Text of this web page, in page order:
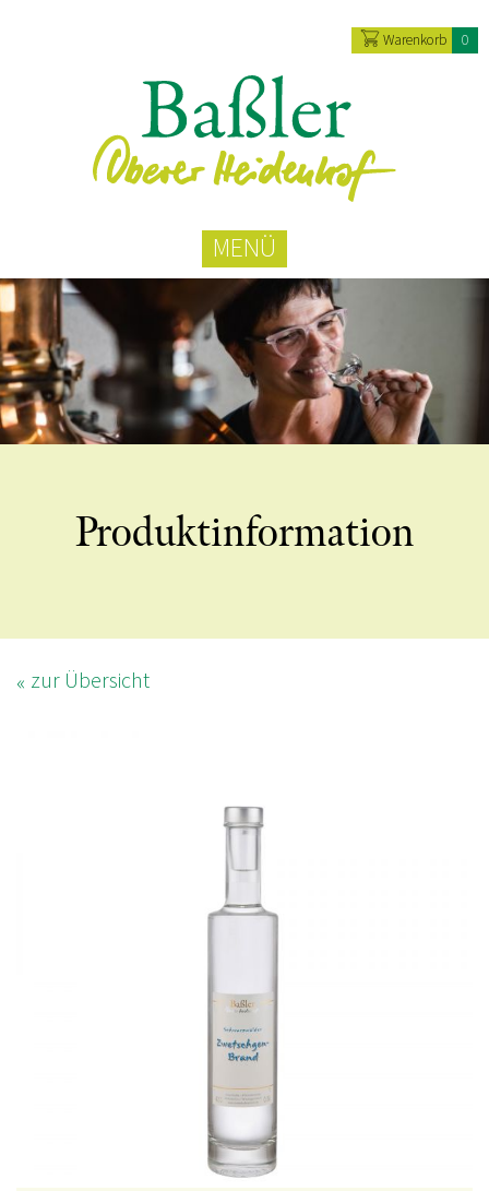
Warenkorb 0
MENÜ
Produktinformation
zur Übersicht